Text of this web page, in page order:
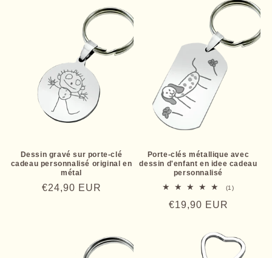
Dessin gravé sur porte-clé
cadeau personnalisé original en
métal
Prix
€24,90 EUR
Porte-clés métallique avec
dessin d'enfant en idee cadeau
personnalisé
(1)1
Prix
€19,90 EUR